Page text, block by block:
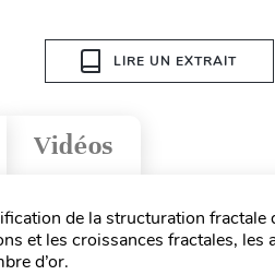
LIRE UN EXTRAIT
Vidéos
de la structuration
et les croissances fractales, les
d’or.